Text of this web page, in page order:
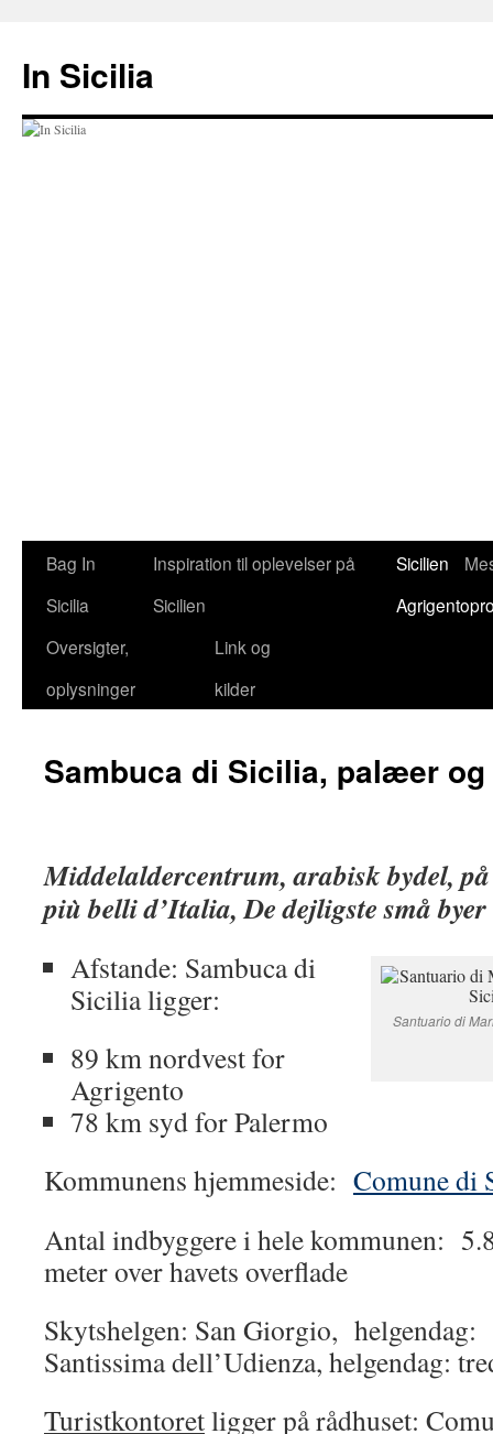
indhold
In Sicilia
Bag In
Sicilia
Inspiration til oplevelser på
Sicilien
Sicilien
Oversigter,
oplysninger
Link og
kilder
Sambuca di Sicilia, palæer
Middelaldercentrum, arabisk bydel,
più belli d’Italia, De dejligste små
Santuario di
Afstande: Sambuca di
Sicilia ligger:
89 km nordvest for
Agrigento
78 km syd for Palermo
Kommunens hjemmeside: Comune di
Antal indbyggere i hele kommunen:
meter over havets overflade
Skytshelgen: San Giorgio,
Santissima dell’Udienza, helgendag:
Turistkontoretligger på rådhuset: